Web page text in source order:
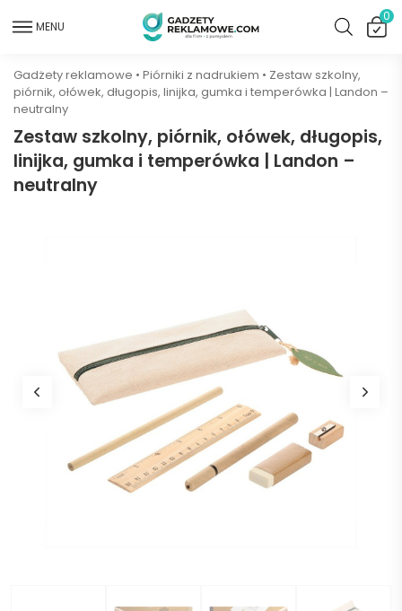
MENU
0
Gadżety reklamowe • Piórniki z nadrukiem • Zestaw szkolny,
piórnik, ołówek, długopis, linijka, gumka i temperówka | Landon –
neutralny
Zestaw szkolny, piórnik, ołówek, długopis,
linijka, gumka i temperówka | Landon –
neutralny